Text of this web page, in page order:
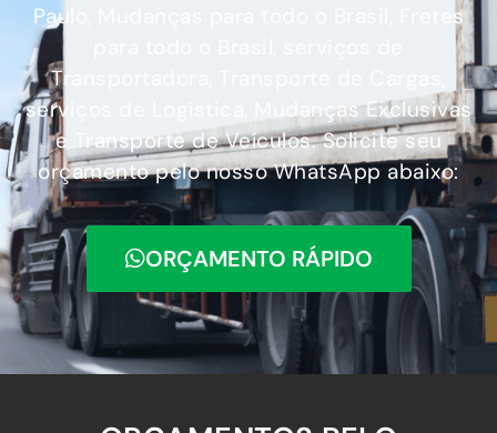
Paulo, Mudanças para todo o Brasil, Fretes
Transportadora, Transporte de Cargas,
serviços de Logística, Mudanças Exclusivas
e Transporte de Veículos. Solicite seu
orçamento pelo nosso WhatsApp abaixo:
ORÇAMENTO RÁPIDO